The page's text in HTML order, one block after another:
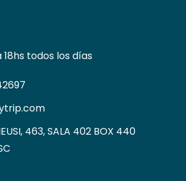
18hs todos los días
463, SALA 402 BOX 440